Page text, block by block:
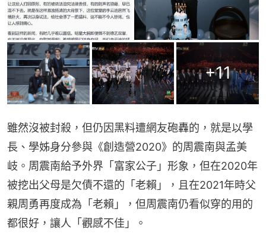
+11
雖然沒被封殺，但仍因黑料遭網友砲轟的，就是以學
長、學姊身分參與《創造營2020》的周震南與孟美
岐。周震南給予外界「富家公子」形象，但在2020年
被挖出父母是欠債不還的「老賴」，且在2021年時父
親周勇再度成為「老賴」，但周震南仍看似穿的用的
都很好，讓人「觀感不佳」。